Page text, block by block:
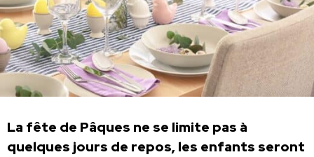
La fête de Pâques ne se limite pas à
quelques jours de repos, les enfants seront